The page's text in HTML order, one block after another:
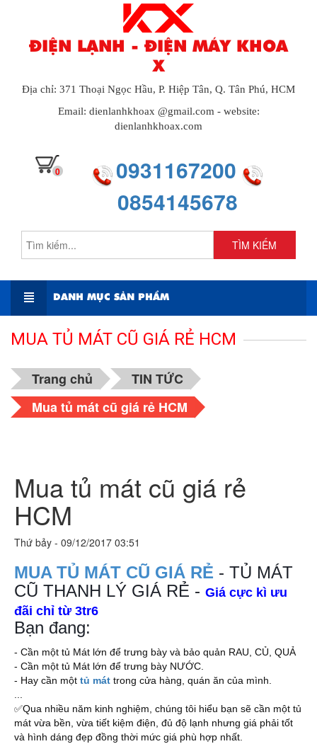
ĐIỆN LẠNH - ĐIỆN MÁY KHOA
X
Địa chỉ: 371 Thoại Ngọc Hầu, P. Hiệp Tân, Q. Tân Phú, HCM
Email: dienlanhkhoax @gmail.com - website:
dienlanhkhoax.com
0
0931167200
0854145678
TÌM KIẾM
DANH MỤC SẢN PHẨM
MUA TỦ MÁT CŨ GIÁ RẺ HCM
Trang chủ
TIN TỨC
Mua tủ mát cũ giá rẻ HCM
Mua tủ mát cũ giá rẻ
HCM
Thứ bảy - 09/12/2017 03:51
MUA TỦ MÁT CŨ GIÁ RẺ - TỦ MÁT
CŨ THANH LÝ GIÁ RẺ - Giá cực kì ưu
đãi chỉ từ 3tr6
Bạn đang:
- Cần một tủ Mát lớn để trưng bày và bảo quản RAU, CỦ, QUẢ
- Cần một tủ Mát lớn để trưng bày NƯỚC.
- Hay cần một tủ mát trong cửa hàng, quán ăn của mình.
✅Qua nhiều năm kinh nghiệm, chúng tôi hiểu bạn sẽ cần một tủ
mát vừa bền, vừa tiết kiệm điện, đủ độ lạnh nhưng giá phải tốt
và hình dáng đẹp đồng thời mức giá phù hợp nhất.